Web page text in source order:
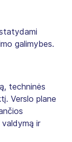
galimybes.
techninės
Verslo plane
ir